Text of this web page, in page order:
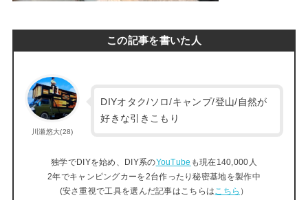
この記事を書いた人
川瀬悠大(28)
DIYオタク/ソロ/キャンプ/登山/自然が
好きな引きこもり
独学でDIYを始め、DIY系のYouTube も現在140,000人
2年でキャンピングカーを2台作ったり秘密基地を製作中
(安さ重視で工具を選んだ記事はこちらは こちら ）